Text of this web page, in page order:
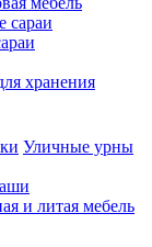
хранения
Уличные урны
и литая мебель